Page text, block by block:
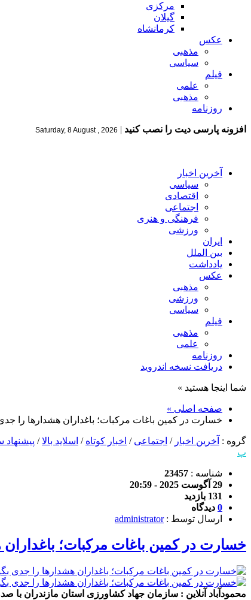
مرکزی
گیلان
کرمانشاه
عکس
مذهبی
سیاسی
فیلم
علمی
مذهبی
روزنامه
افزونه پارسی دیت را نصب کنید |
Saturday, 8 August , 2026
آخرین اخبار
سیاسی
اقتصادی
اجتماعی
فرهنگی و هنری
ورزشی
ایران
بین الملل
یادداشت
عکس
مذهبی
ورزشی
سیاسی
فیلم
مذهبی
علمی
روزنامه
دریافت نسخه اندروید
شما اینجا هستید »
صفحه اصلی »
خسارت در کمین باغات مرکبات؛ باغداران هشدار‌ها را جدی
گروه : آخرین اخبار / اجتماعی / اخبار کوتاه / اسلاید بالا/ پیشنهاد
پ
شناسه : 23457
29 آگوست 2025 - 20:59
131 بازدید
0 دیدگاه
ارسال توسط :administrator
خسارت در کمین باغات مرکبات؛ باغداران
محمودآباد آنلاین : سازمان جهاد کشاورزی استان مازندران